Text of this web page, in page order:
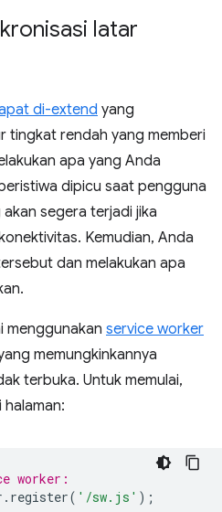
latar
di-extend yang
tingkat rendah yang memberi
apa yang Anda
dipicu saat pengguna
segera terjadi jika
Kemudian, Anda
dan melakukan apa
menggunakan service worker
memungkinkannya
terbuka. Untuk memulai,
worker:
. register( '/sw.js' );